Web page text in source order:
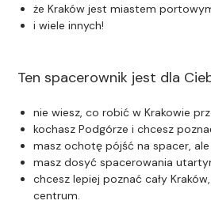
że Kraków jest miastem
i wiele innych!
Ten spacerownik jest dla
nie wiesz, co robić w Krakowie
kochasz Podgórze i chcesz
masz ochotę pójść na spacer, ale
masz dosyć spacerowania
chcesz lepiej poznać cały
centrum.